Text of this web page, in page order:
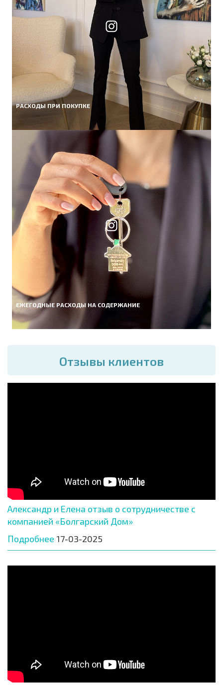
РАСХОДЫ ПРИ ПОКУПКЕ
ЕЖЕГОДНЫЕ РАСХОДЫ НА СОДЕРЖАНИЕ
Отзывы клиентов
Александр и Елена отзыв о сотрудничестве с
компанией «Болгарский Дом»
Подробнее 17-03-2025